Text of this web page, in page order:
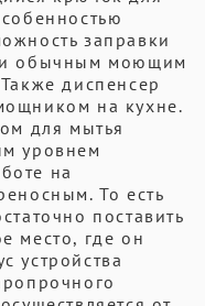
заправки
обычным моющим
диспенсер
на кухне.
для мытья
уровнем
на
То есть
поставить
место, где он
устройства